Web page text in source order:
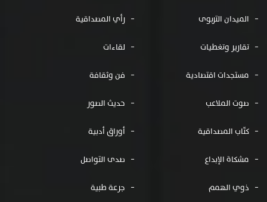
الميدان التربوى رأي المصداقية
تقارير وتغطيات لقاءات
مستجدات اقتصادية فن وثقافة
صوت الملاعب حديث الصور
كتّاب المصداقية أوراق أدبية
مشكاة الإبداع صدى التواصل
ذوي الهمم جرعة طبية